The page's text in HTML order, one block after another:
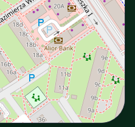
INTERACTIVE VIEW